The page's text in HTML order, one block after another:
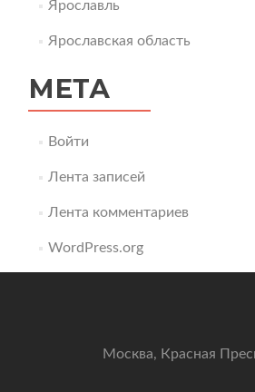
Ярославль
Ярославская область
МЕТА
Войти
Лента записей
Лента комментариев
WordPress.org
Москва, Красная